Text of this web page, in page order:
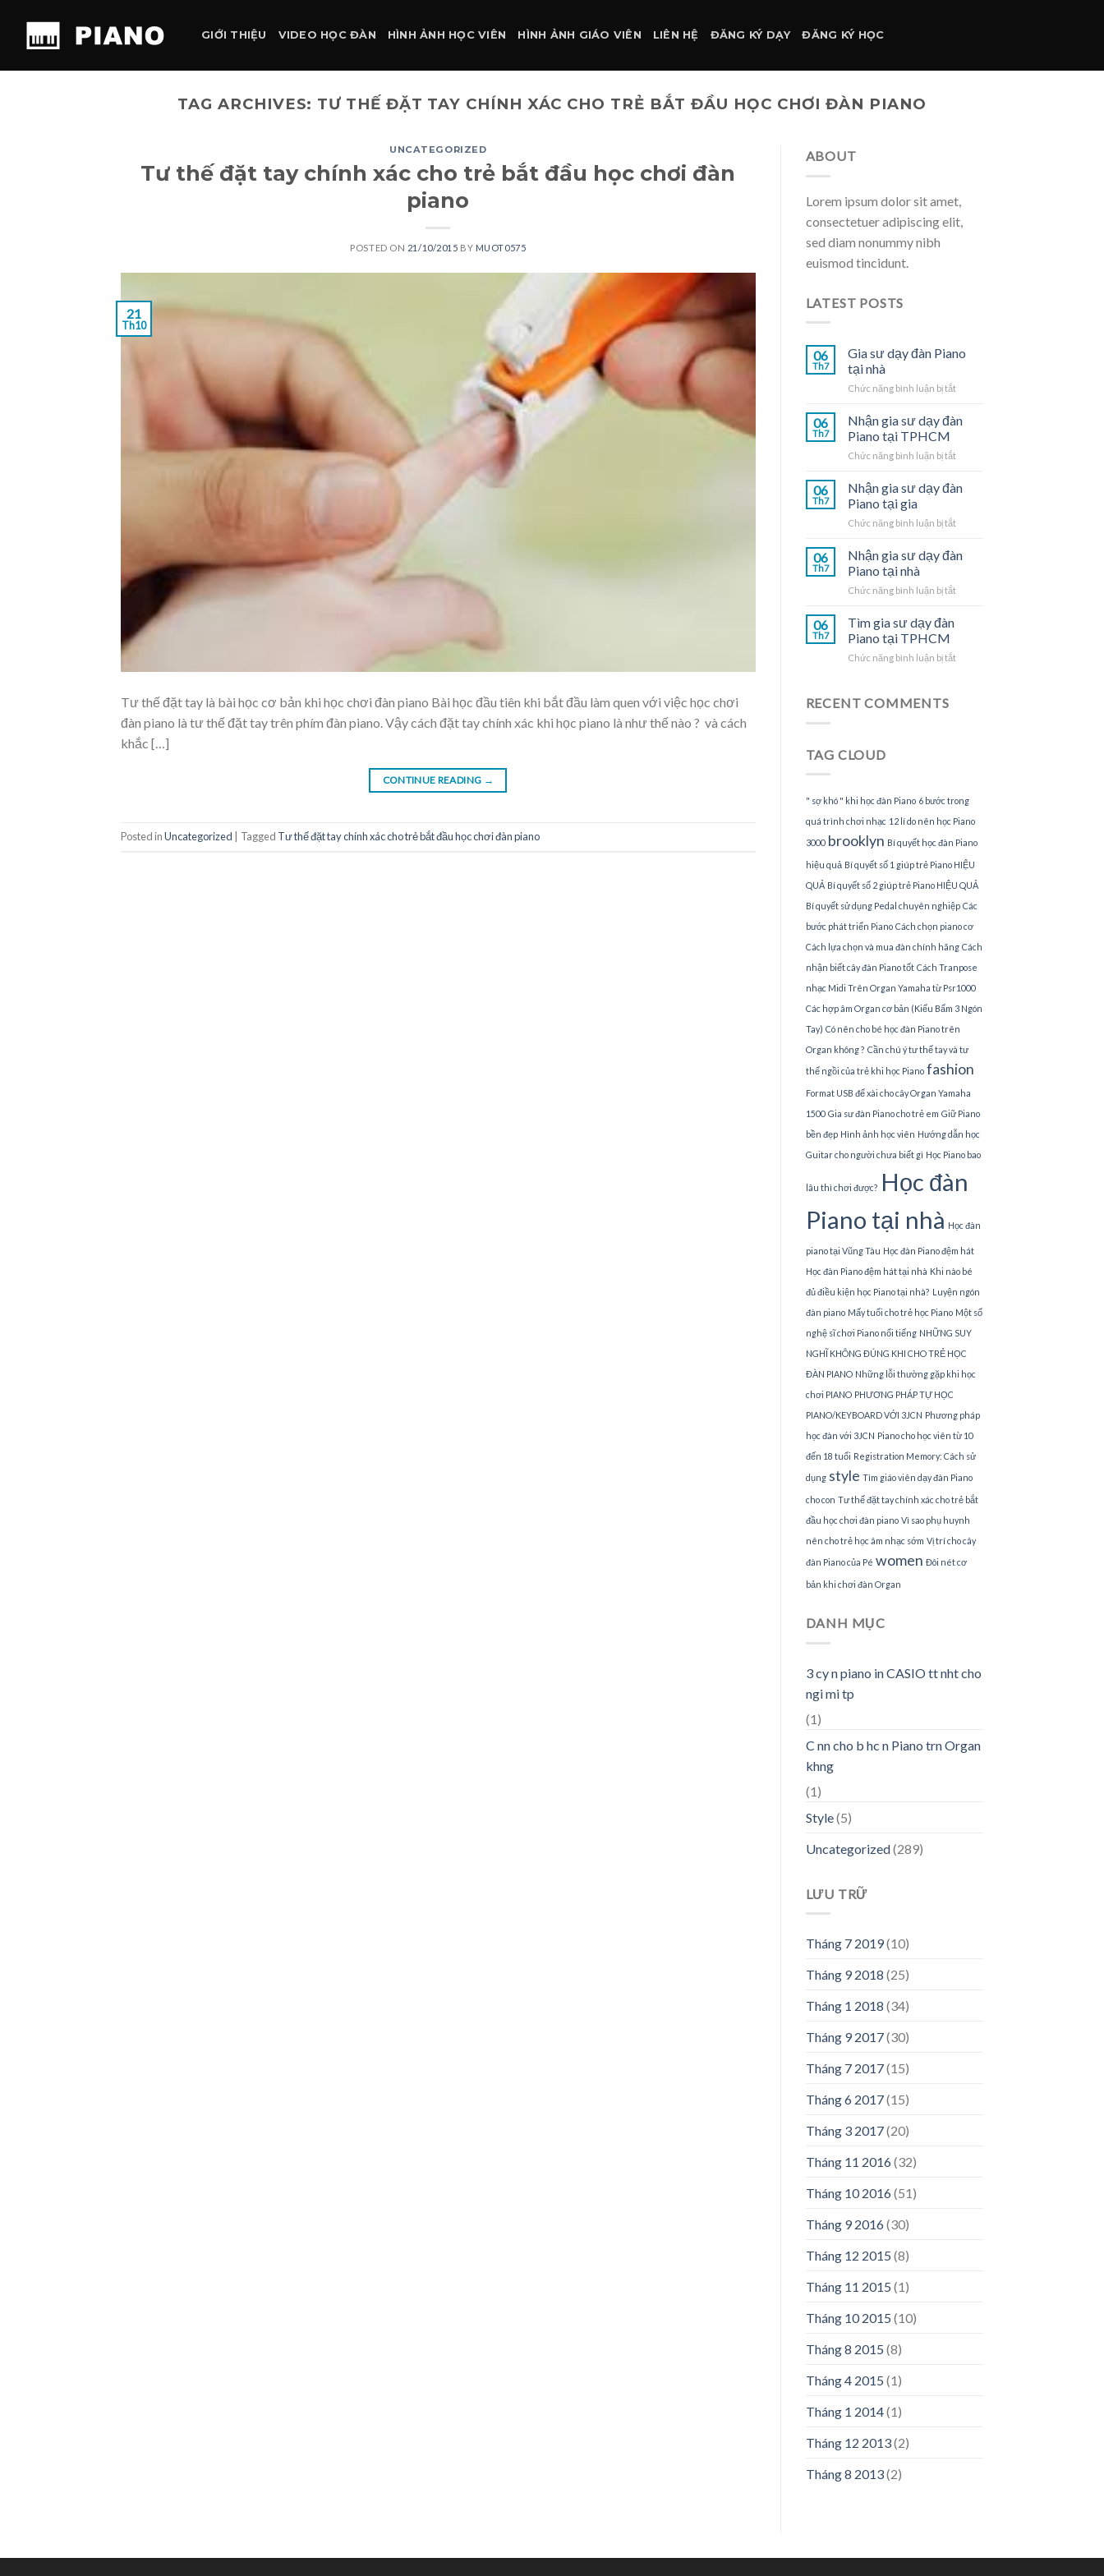
content
GIỚI THIỆU VIDEO HỌC ĐÀN HÌNH ẢNH HỌC VIÊN HÌNH ẢNH GIÁO VIÊN LIÊN HỆ ĐĂNG KÝ DẠY ĐĂNG KÝ HỌC
TAG ARCHIVES: TƯ THẾ ĐẶT TAY CHÍNH XÁC CHO TRẺ BẮT ĐẦU HỌC CHƠI ĐÀN PIANO
UNCATEGORIZED
Tư thế đặt tay chính xác cho trẻ bắt đầu học chơi đàn
piano
POSTED ON 21/10/2015 BY MUOT0575
21
Th10
Tư thế đặt tay là bài học cơ bản khi học chơi đàn piano Bài học đầu tiên khi bắt đầu làm quen với việc học chơi
đàn piano là tư thế đặt tay trên phím đàn piano. Vậy cách đặt tay chính xác khi học piano là như thế nào ? và cách
khắc […]
CONTINUE READING →
Posted inUncategorized Tagged Tư thế đặt tay chính xác cho trẻ bắt đầu học chơi đàn piano
ABOUT
Lorem ipsum dolor sit amet,
consectetuer adipiscing elit,
sed diam nonummy nibh
euismod tincidunt.
LATEST POSTS
06
Th7
Gia sư dạy đàn Piano
tại nhà
Chức năng bình luận bị tắtở
Piano
nhà
06
Th7
Nhận gia sư dạy đàn
Piano tại TPHCM
Chức năng bình luận bị tắtở
đàn
tại
06
Th7
Nhận gia sư dạy đàn
Piano tại gia
Chức năng bình luận bị tắtở
đàn
06
Th7
Nhận gia sư dạy đàn
Piano tại nhà
Chức năng bình luận bị tắtở
đàn
06
Th7
Tìm gia sư dạy đàn
Piano tại TPHCM
Chức năng bình luận bị tắtở
RECENT COMMENTS
TAG CLOUD
" sợ khó " khi học đàn Piano 6 bước trong
quá trình chơi nhạc 12 lí do nên học Piano
3000 brooklyn Bí quyết học đàn Piano
hiệu quả Bí quyết số 1 giúp trẻ Piano HIỆU
QUẢ Bí quyết số 2 giúp trẻ Piano HIỆU QUẢ
Bí quyết sử dụng Pedal chuyên nghiệp Các
bước phát triển Piano Cách chọn piano cơ
Cách lựa chọn và mua đàn chính hãng Cách
nhận biết cây đàn Piano tốt Cách Tranpose
nhạc Midi Trên Organ Yamaha từ Psr1000
Các hợp âm Organ cơ bản (Kiểu Bấm 3 Ngón
Tay) Có nên cho bé học đàn Piano trên
Organ không ? Cần chú ý tư thế tay và tư
thế ngồi của trẻ khi học Piano fashion
Format USB để xài cho cây Organ Yamaha
1500 Gia sư đàn Piano cho trẻ em Giữ Piano
bền đẹp Hình ảnh học viên Hướng dẫn học
Guitar cho người chưa biết gì Học Piano bao
lâu thì chơi được? Học đàn
Piano tại nhà Học đàn
piano tại Vũng Tàu Học đàn Piano đệm hát
Học đàn Piano đệm hát tại nhà Khi nào bé
đủ điều kiện học Piano tại nhà? Luyện ngón
đàn piano Mấy tuổi cho trẻ học Piano Một số
nghệ sĩ chơi Piano nổi tiếng NHỮNG SUY
NGHĨ KHÔNG ĐÚNG KHI CHO TRẺ HỌC
ĐÀN PIANO Những lỗi thường gặp khi học
chơi PIANO PHƯƠNG PHÁP TỰ HỌC
PIANO/KEYBOARD VỚI 3JCN Phương pháp
học đàn với 3JCN Piano cho học viên từ 10
đến 18 tuổi Registration Memory: Cách sử
dụng style Tìm giáo viên dạy đàn Piano
cho con Tư thế đặt tay chính xác cho trẻ bắt
đầu học chơi đàn piano Vì sao phụ huynh
nên cho trẻ học âm nhạc sớm Vị trí cho cây
đàn Piano của Pé women Đôi nét cơ
bản khi chơi đàn Organ
DANH MỤC
3 cy n piano in CASIO tt nht cho
ngi mi tp
(1)
C nn cho b hc n Piano trn Organ
khng
(1)
Style(5)
Uncategorized(289)
LƯU TRỮ
Tháng 7 2019(10)
Tháng 9 2018 (25)
Tháng 1 2018 (34)
Tháng 9 2017(30)
Tháng 7 2017(15)
Tháng 6 2017(15)
Tháng 3 2017(20)
Tháng 11 2016(32)
Tháng 10 2016(51)
Tháng 9 2016(30)
Tháng 12 2015 (8)
Tháng 11 2015 (1)
Tháng 10 2015 (10)
Tháng 8 2015 (8)
Tháng 4 2015 (1)
Tháng 1 2014(1)
Tháng 12 2013(2)
Tháng 8 2013(2)